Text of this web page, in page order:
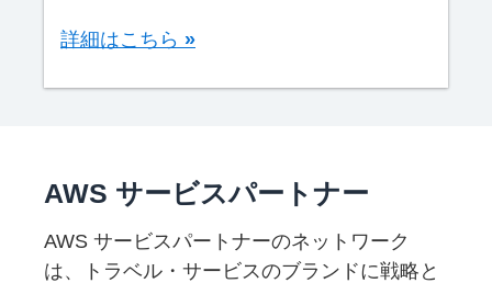
詳細はこちら »
AWS サービスパートナー
AWS サービスパートナーのネットワーク
は、トラベル・サービスのブランドに戦略と